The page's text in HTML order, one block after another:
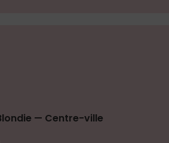
— Centre-ville